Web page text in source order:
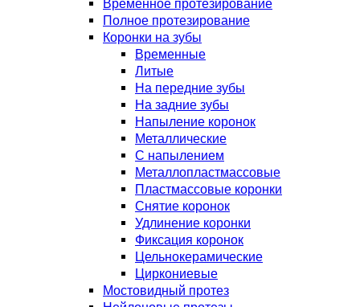
Временное протезирование
Полное протезирование
Коронки на зубы
Временные
Литые
На передние зубы
На задние зубы
Напыление коронок
Металлические
С напылением
Металлопластмассовые
Пластмассовые коронки
Снятие коронок
Удлинение коронки
Фиксация коронок
Цельнокерамические
Циркониевые
Мостовидный протез